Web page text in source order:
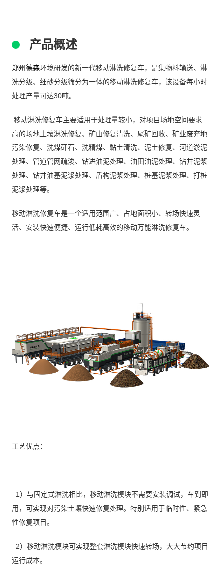
产品概述
郑州德森环境研发的新一代移动淋洗修复车，是集物料输送、淋
洗分级、细砂分级筛分为一体的移动淋洗修复车，该设备每小时
处理产量可达30吨。
移动淋洗修复车主要适用于处理量较小，对项目场地空间要求
高的场地土壤淋洗修复、矿山修复清洗、尾矿回收、矿业废弃地
污染修复、洗煤矸石、洗精煤、黏土清洗、泥土修复、河道淤泥
处理、管道管网疏浚、钻进油泥处理、油田油泥处理、钻井泥浆
处理、钻井油基泥浆处理、盾构泥浆处理、桩基泥浆处理、打桩
泥浆处理等。
移动淋洗修复车是一个适用范围广、占地面积小、转场快速灵
活、安装快速便捷、运行低耗高效的移动万能淋洗修复车。
工艺优点：
1）与固定式淋洗相比，移动淋洗模块不需要安装调试，车到即
用，可实现对污染土壤快速修复处理。特别适用于临时性、紧急
性修复项目。
2）移动淋洗模块可实现整套淋洗模块快速转场，大大节约项目
运行成本。